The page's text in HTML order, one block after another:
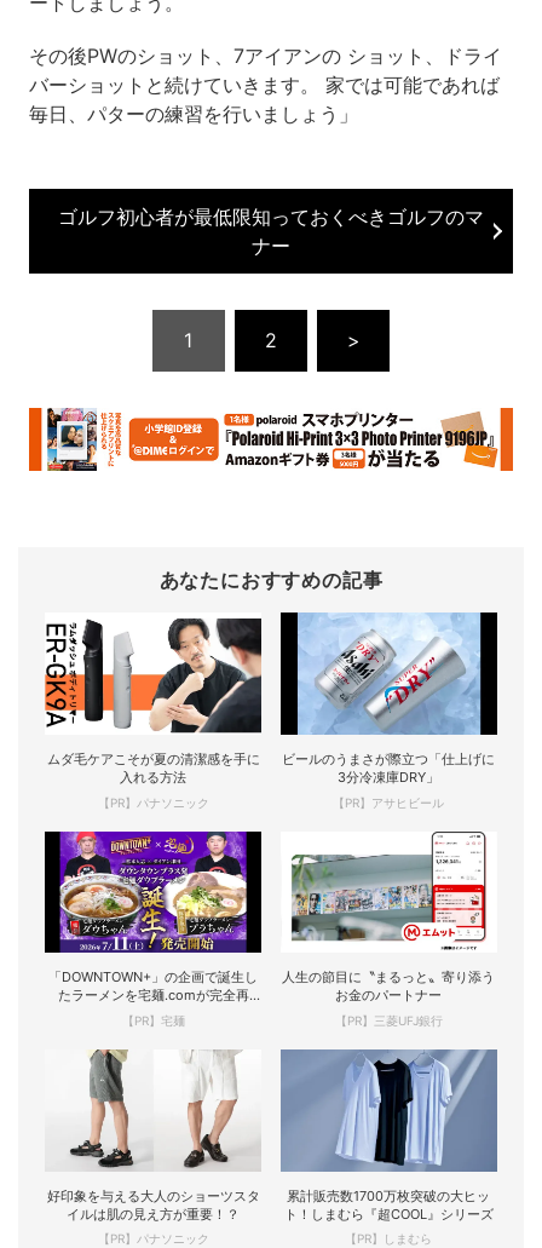
その後PWのショット、7アイアンの ショット、ドライ
バーショットと続けていきます。 家では可能であれば
毎日、パターの練習を行いましょう」
ゴルフ初心者が最低限知っておくべきゴルフのマ
ナー
1 2 >
あなたにおすすめの記事
ムダ毛ケアこそが夏の清潔感を手に
入れる方法
【PR】パナソニック
ビールのうまさが際立つ「仕上げに
3分冷凍庫DRY」
【PR】アサヒビール
「DOWNTOWN+」の企画で誕生し
たラーメンを宅麺.comが完全再
現！
【PR】宅麺
人生の節目に〝まるっと〟寄り添う
お金のパートナー
【PR】三菱UFJ銀行
好印象を与える大人のショーツスタ
イルは肌の見え方が重要！？
【PR】パナソニック
累計販売数1700万枚突破の大ヒッ
ト！しまむら『超COOL』シリーズ
【PR】しまむら